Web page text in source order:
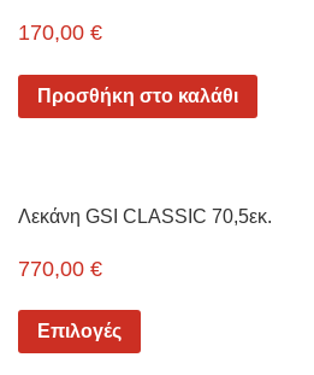
170,00 €
Προσθήκη στο καλάθι
Λεκάνη GSI CLASSIC 70,5εκ.
770,00 €
Επιλογές